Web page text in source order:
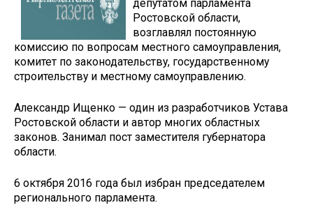
депутатом парламента
Ростовской области,
возглавлял постоянную
комиссию по вопросам местного самоуправления,
комитет по законодательству, государственному
строительству и местному самоуправлению.
Александр Ищенко — один из разработчиков Устава
Ростовской области и автор многих областных
законов. Занимал пост заместителя губернатора
области.
6 октября 2016 года был избран председателем
регионального парламента.